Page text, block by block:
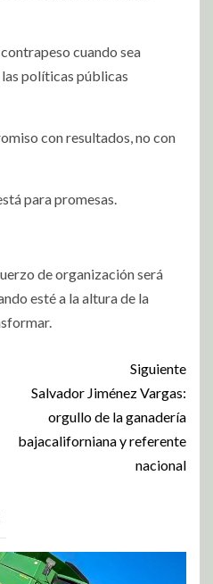
cuando sea
políticas públicas
con resultados, no con
para promesas.
de organización será
esté a la altura de la
Siguiente
Salvador Jiménez Vargas:
orgullo de la ganadería
bajacaliforniana y referente
nacional